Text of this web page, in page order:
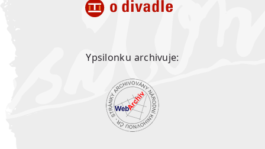
Ypsilonku archivuje: